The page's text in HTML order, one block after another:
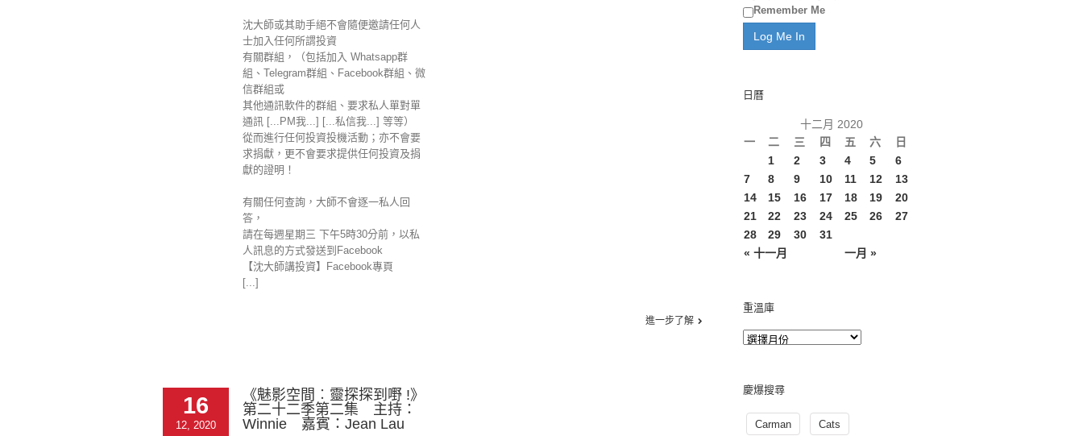
沈大師或其助手絕不會隨便邀請任何人
士加入任何所謂投資
有關群組，（包括加入 Whatsapp群
組、Telegram群組、Facebook群組、微
信群組或
其他通訊軟件的群組、要求私人單對單
通訊 [...PM我...] [...私信我...] 等等）
從而進行任何投資投機活動；亦不會要
求捐獻，更不會要求提供任何投資及捐
獻的證明！
有關任何查詢，大師不會逐一私人回
答，
請在每週星期三 下午5時30分前，以私
人訊息的方式發送到Facebook
【沈大師講投資】Facebook專頁
[...]
進一步了解
16
12, 2020
《魅影空間︰靈探探到嘢 !》
第二十二季第二集 主持：
Winnie 嘉賓：Jean Lau
Remember Me
日曆
十二月 2020
一
二 三 四 五 六 日
« 十一月 一月 »
1 2 3 4 5
6
7
8 9 10 11 12
13
14
15 16 17 18 19
20
21
22 23 24 25 26
27
28
29 30 31
重溫庫
慶爆搜尋
Carman Cats